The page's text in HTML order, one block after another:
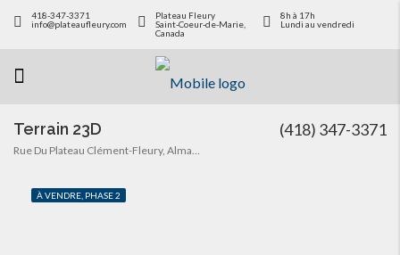
8h à 17h
Lundi au vendredi
Plateau Fleury
Saint-Coeur-de-Marie,
Canada
418-347-3371
info@plateaufleury.com
Terrain 23D
Rue Du Plateau Clément-Fleury, Alma, QC G8E 1H1, Canada
(418) 347-3371
À VENDRE, PHASE 2